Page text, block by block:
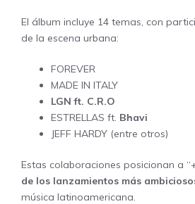
El álbum incluye 14 temas, con
de la escena urbana:
FOREVER
MADE IN ITALY
LGN ft. C.R.O
ESTRELLAS ft. Bhavi
JEFF HARDY (entre otros)
Estas colaboraciones posicionan a
de los lanzamientos más
música latinoamericana.